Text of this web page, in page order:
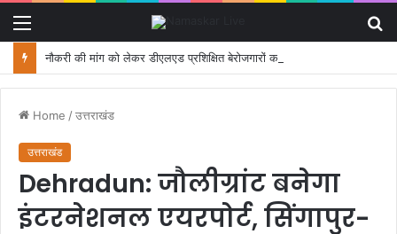
Home /उत्तराखंड
उत्तराखंड
Dehradun: जौलीग्रांट बनेगा
इंटरनेशनल एयरपोर्ट, सिंगापुर-